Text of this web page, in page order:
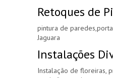
Retoques de
pintura de
Jaguara
Instalações
Instalação de floreiras,